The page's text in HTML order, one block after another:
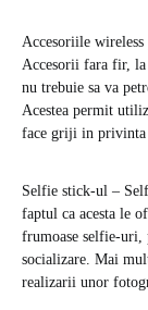
Accesoriile wireless
Accesorii fara fir, la
nu trebuie sa va
Acestea permit
face griji in
Selfie stick-ul –
faptul ca acesta le
frumoase selfie-uri,
socializare. Mai
realizarii unor